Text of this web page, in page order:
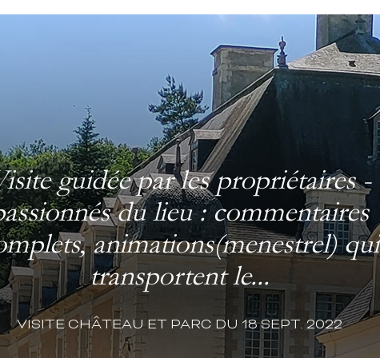
guidée par les propriétaires -
du lieu : commentaires
animations(menestrel) qui
transportent le...
VISITE CHÂTEAU ET PARC DU 18 SEPT. 2022